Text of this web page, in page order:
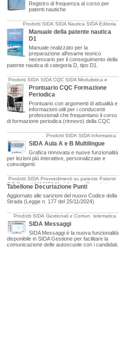
Registro di frequenza al corso per
patenti nautiche
Prodotti SIDA SIDA Nautica SIDA Editoria
Manuale della patente nautica
D1
Manuale realizzato per la
preparazione all'esame teorico
necessario per il conseguimento della
patente nautica di categoria D, tipo D1.
Prodotti SIDA SIDA CQC SIDA Modulistica e
OggettisticaProntuario CQC Formazione
Periodica
Prontuario con argomenti di attualità e
informazioni utili per i conducenti
professionali che frequentano il corso
di formazione periodica (rinnovo) della CQC
Prodotti SIDA SIDA Informatica
SIDA Aula A e B Multilingue
Grafica rinnovata e nuove funzionalità
per lezioni più interattive, personalizzate e
coinvolgenti
Prodotti SIDA Provvedimenti su patente Patenti
C-D Patenti AM SIDA Modulistica e Oggettistica
Tabellone Decurtazione Punti
Aggiornato alle sanzioni del nuovo Codice della
Strada (Legge n. 177 del 25/11/2024)
Prodotti SIDA Gestionali e Comun. telematica
SIDA Messaggi
SIDA Messaggi è la nuova funzionalità
disponibile in SIDA Gestione per facilitare la
comunicazione delle autoscuole con i candidati.